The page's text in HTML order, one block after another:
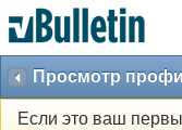
Просмотр
Если это ваш